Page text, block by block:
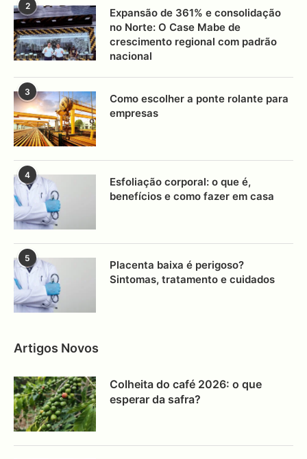
2
Expansão de 361% e consolidação
no Norte: O Case Mabe de
crescimento regional com padrão
nacional
3
Como escolher a ponte rolante para
empresas
4
Esfoliação corporal: o que é,
benefícios e como fazer em casa
5
Placenta baixa é perigoso?
Sintomas, tratamento e cuidados
Artigos Novos
Colheita do café 2026: o que
esperar da safra?